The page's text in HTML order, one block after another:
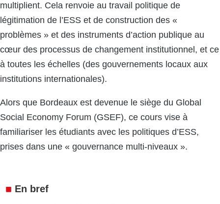
multiplient. Cela renvoie au travail politique de
légitimation de l’ESS et de construction des «
problèmes » et des instruments d’action publique au
cœur des processus de changement institutionnel, et ce
à toutes les échelles (des gouvernements locaux aux
institutions internationales).
Alors que Bordeaux est devenue le siège du Global
Social Economy Forum (GSEF), ce cours vise à
familiariser les étudiants avec les politiques d’ESS,
prises dans une « gouvernance multi-niveaux ».
En bref